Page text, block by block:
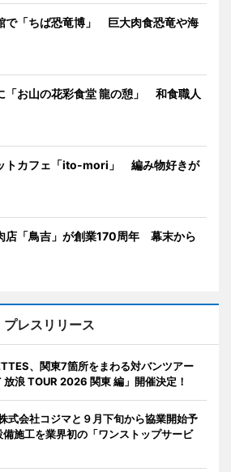
で「ちば恐竜博」 巨大肉食恐竜や海
「お山の花彩食堂 龍の憩」 和食職人
トカフェ「ito-mori」 編み物好きが
店「鳥吉」が創業170周年 幕末から
プレスリリース
、関東7箇所をまわる対バンツアー
放浪 TOUR 2026 関東 編」開催決定！
式会社コジマと９月下旬から協業開始予
施工を業界初の「ワンストップサービ